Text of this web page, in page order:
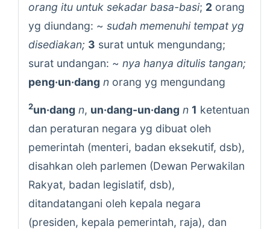
orang itu untuk sekadar basa-basi; 2 orang
yg diundang: ~ sudah memenuhi tempat yg
disediakan; 3 surat untuk mengundang;
surat undangan: ~ nya hanya ditulis tangan;
peng·un·dang n orang yg mengundang
2un·dang n, un·dang-un·dang n 1 ketentuan
dan peraturan negara yg dibuat oleh
pemerintah (menteri, badan eksekutif, dsb),
disahkan oleh parlemen (Dewan Perwakilan
Rakyat, badan legislatif, dsb),
ditandatangani oleh kepala negara
(presiden, kepala pemerintah, raja), dan